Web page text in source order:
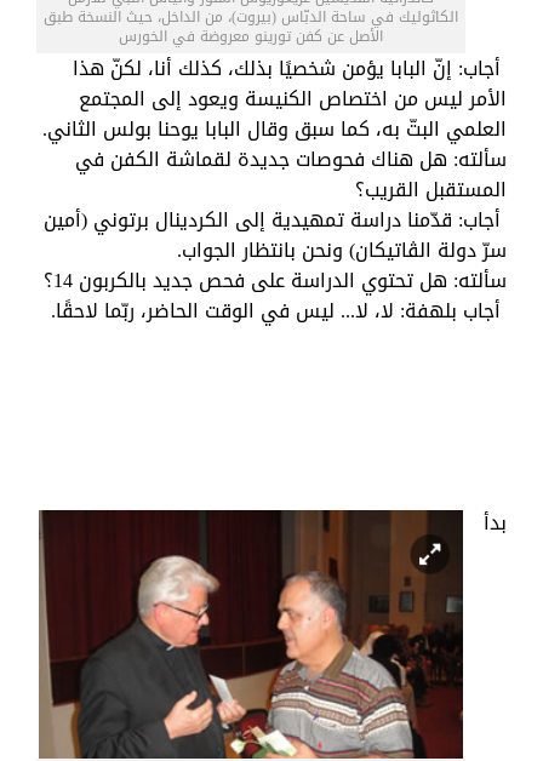
الكاثوليك في ساحة الدبّاس (بيروت)، من الداخل، حيث النسخة طبق
الأصل عن كفن تورينو معروضة في الخورس
أجاب: إنّ البابا يؤمن شخصيًا بذلك، كذلك أنا، لكنّ هذا
الأمر ليس من اختصاص الكنيسة ويعود إلى المجتمع
العلمي البتّ به، كما سبق وقال البابا يوحنا بولس الثاني.
سألته: هل هناك فحوصات جديدة لقماشة الكفن في
المستقبل القريب؟
أجاب: قدّمنا دراسة تمهيدية إلى الكردينال برتوني (أمين
سرّ دولة الڨاتيكان) ونحن بانتظار الجواب.
سألته: هل تحتوي الدراسة على فحص جديد بالكربون 14؟
أجاب بلهفة: لا، لا... ليس في الوقت الحاضر، ربّما لاحقًا.
بدأ